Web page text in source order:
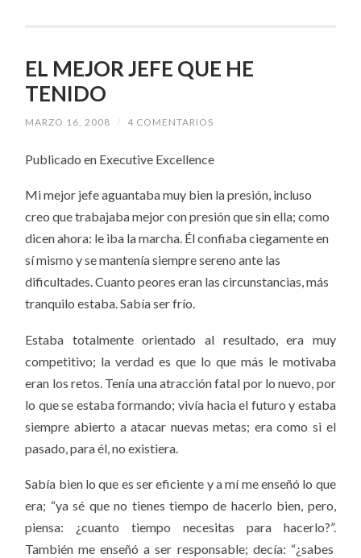
EL MEJOR JEFE QUE HE
TENIDO
MARZO 16, 2008 / 4 COMENTARIOS
Publicado en Executive Excellence
Mi mejor jefe aguantaba muy bien la presión, incluso
creo que trabajaba mejor con presión que sin ella; como
dicen ahora: le iba la marcha. Élconfiaba ciegamente en
sí mismo y se mantenía siempre sereno ante las
dificultades.Cuanto peores eran las circunstancias, más
tranquilo estaba. Sabía ser frío.
Estaba totalmente orientado al resultado, era muy
competitivo; la verdad es que lo que más le motivaba
eran los retos. Tenía una atracción fatal por lo nuevo, por
lo que se estaba formando; vivía hacia el futuro y estaba
siempre abierto a atacar nuevas metas; era como si el
pasado, para él, no existiera.
Sabía bien lo que es ser eficiente y a mí me enseñó lo que
era; “ya sé queno tienes tiempo de hacerlo bien, pero,
piensa: ¿cuanto tiempo necesitas para hacerlo?”.
También me enseñó a ser responsable; decía: “¿sabes